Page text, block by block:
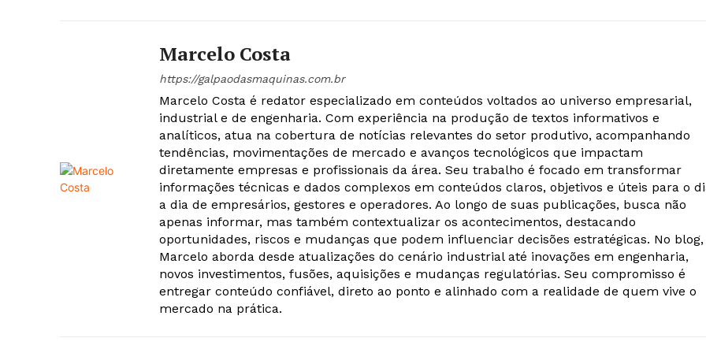
Marcelo Costa
https://galpaodasmaquinas.com.br
Marcelo Costa é redator especializado em conteúdos voltados ao universo empresarial,
industrial e de engenharia. Com experiência na produção de textos informativos e
analíticos, atua na cobertura de notícias relevantes do setor produtivo, acompanhando
tendências, movimentações de mercado e avanços tecnológicos que impactam
diretamente empresas e profissionais da área. Seu trabalho é focado em transformar
informações técnicas e dados complexos em conteúdos claros, objetivos e úteis para o
a dia de empresários, gestores e operadores. Ao longo de suas publicações, busca não
apenas informar, mas também contextualizar os acontecimentos, destacando
oportunidades, riscos e mudanças que podem influenciar decisões estratégicas. No blog,
Marcelo aborda desde atualizações do cenário industrial até inovações em engenharia,
novos investimentos, fusões, aquisições e mudanças regulatórias. Seu compromisso é
entregar conteúdo confiável, direto ao ponto e alinhado com a realidade de quem vive o
mercado na prática.